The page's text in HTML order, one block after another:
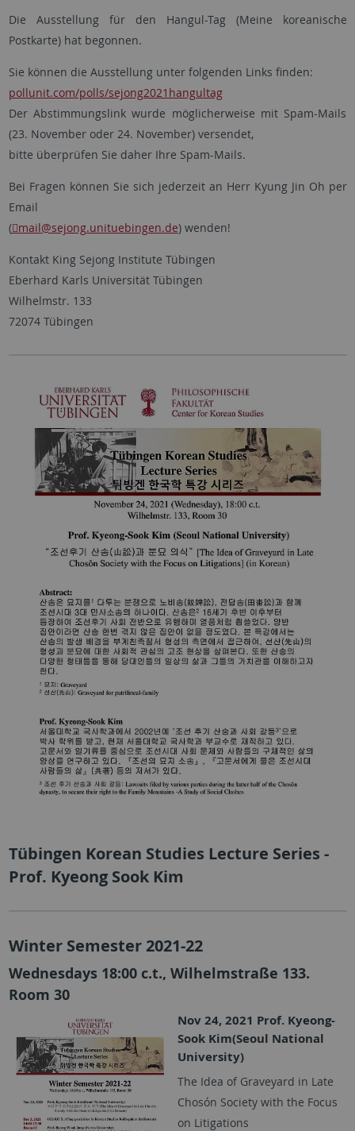
Die Ausstellung für den Hangul-Tag (Meine koreanische
Postkarte) hat begonnen.
Sie können die Ausstellung unter folgenden Links finden:
pollunit.com/polls/sejong2021hangultag
Der Abstimmungslink wurde möglicherweise mit Spam-Mails
(23. November oder 24. November) versendet,
bitte überprüfen Sie daher Ihre Spam-Mails.
Bei Fragen können Sie sich jederzeit an Herr Kyung Jin Oh per
Email
( mail@sejong.unituebingen.de) wenden!
Kontakt King Sejong Institute Tübingen
Eberhard Karls Universität Tübingen
Wilhelmstr. 133
72074 Tübingen
Tübingen Korean Studies Lecture Series -
Prof. Kyeong Sook Kim
Winter Semester 2021-22
Wednesdays 18:00 c.t., Wilhelmstraße 133.
Room 30
Nov 24, 2021 Prof. Kyeong-
Sook Kim(Seoul National
University)
The Idea of Graveyard in Late
Chosón Society with the Focus
on Litigations